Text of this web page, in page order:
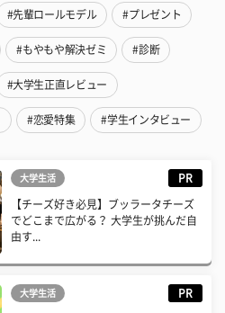
#先輩ロールモデル #プレゼント
#もやもや解決ゼミ #診断
#大学生正直レビュー
#恋愛特集 #学生インタビュー
大学生活 PR
【チーズ好き必見】ブッラータチーズ
でどこまで広がる？ 大学生が挑んだ自
由す...
大学生活 PR